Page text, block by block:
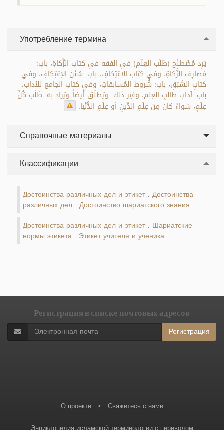
Употребление термина
يَرِد مُصْطلَح (طَلَب العِلْم) في الفقه في كتاب الزَّكاةِ، باب:
مَصارِف الزَّكاةِ، وفي كتاب الاعْتِكافِ، باب: سُنَن الاِعْتِكافِ، وفي
كتابِ السَّبْقِ، باب: شُروط المُسابقاتِ، وفي كتاب الجامع للآداب،
باب: آداب طالبِ العِلم، وغير ذلك. ويُطلَق أيضاً ويُراد به: طَلَب كُلِّ
عِلْمٍ، سَواءً كان مِن عِلْمِ الدِّينِ أو عِلْمِ الدُّنْيا.
Справочные материалы
Классификации
Достоинства различных дел и этикет Достоинства
различных дел Достоинство шариатского знания
Достоинства различных дел и этикет Шариатские
нормы этикета Этикет учителя и ученика
Регистрация в списке почтовых адресов
Регистрация
О проекте • Свяжитесь с нами